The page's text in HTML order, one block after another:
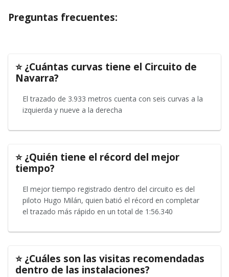
Preguntas frecuentes:
⭐ ¿Cuántas curvas tiene el Circuito de
Navarra?
El trazado de 3.933 metros cuenta con seis curvas a la
izquierda y nueve a la derecha
⭐ ¿Quién tiene el récord del mejor
tiempo?
El mejor tiempo registrado dentro del circuito es del
piloto Hugo Milán, quien batió el récord en completar
el trazado más rápido en un total de 1:56.340
⭐ ¿Cuáles son las visitas recomendadas
dentro de las instalaciones?